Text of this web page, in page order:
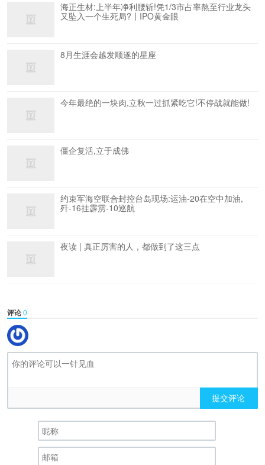
海正生材:上半年净利腰斩!凭1/3市占率熬至行业龙头
又坠入一个生死局?丨IPO黄金眼
8月生涯会越发顺遂的星座
今年最绝的一块肉,立秋一过抓紧吃它!不停战就能做!
僵企复活,立于成佛
约束军海空联合封控台岛现场:运油-20在空中加油,
歼-16挂霹雳-10巡航
夜读 | 真正厉害的人，都做到了这三点
评论0
提交评论